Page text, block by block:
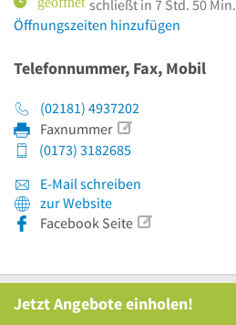
schließt in 7 Std. 50 Min.
Öffnungszeiten hinzufügen
Telefonnummer, Fax, Mobil
(02181) 4937202
Faxnummer
(0173) 3182685
E-Mail schreiben
zur Website
Facebook Seite
Jetzt Angebote einholen!